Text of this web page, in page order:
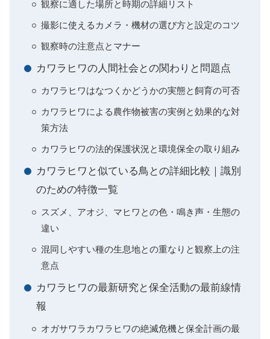
観察に適した場所と時期の詳細リスト
撮影に使えるカメラ・機材の選び方と設定のコツ
観察時の注意点とマナー
カワラヒワの人間社会との関わりと問題点
カワラヒワはなつくかどうかの実態と飼育の可否
カワラヒワによる農作物被害の実例と効果的な対
策方法
カワラヒワの法的保護状況と環境保全の取り組み
カワラヒワと似ている鳥との詳細比較｜識別
のための特徴一覧
スズメ、アオジ、マヒワとの色・鳴き声・生態の
違い
混同しやすい種の生息地との重なりと観察上の注
意点
カワラヒワの最新研究と保全活動の最前線情
報
オガサワラカワラヒワの絶滅危機と保全計画の最